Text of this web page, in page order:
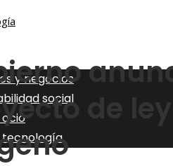
y negocios
social
tecnología
de